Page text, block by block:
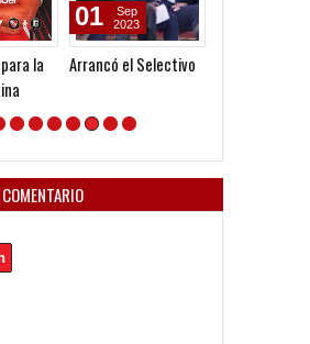
la
Arrancó el Selectivo
01
Sep
2023